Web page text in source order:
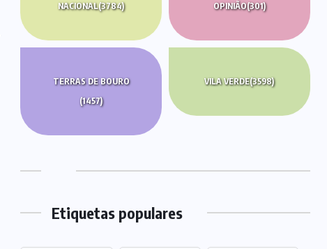
NACIONAL(3784) OPINIÃO(301)
TERRAS DE BOURO
(1457)
VILA VERDE(3598)
Etiquetas populares